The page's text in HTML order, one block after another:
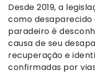
Desde 2019, a
como desaparecido
paradeiro é
causa de seu
recuperação e
confirmadas por